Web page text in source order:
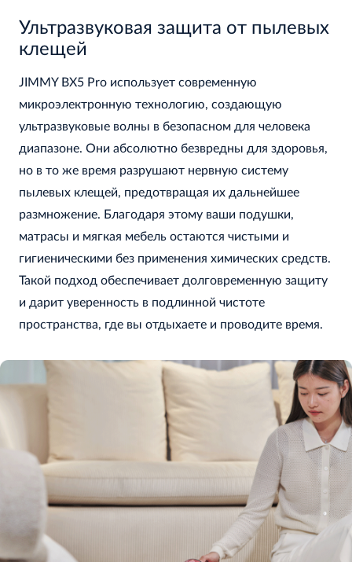
Ультразвуковая защита от пылевых
клещей
JIMMY BX5 Pro использует современную
микроэлектронную технологию, создающую
ультразвуковые волны в безопасном для человека
диапазоне. Они абсолютно безвредны для здоровья,
но в то же время разрушают нервную систему
пылевых клещей, предотвращая их дальнейшее
размножение. Благодаря этому ваши подушки,
матрасы и мягкая мебель остаются чистыми и
гигиеническими без применения химических средств.
Такой подход обеспечивает долговременную защиту
и дарит уверенность в подлинной чистоте
пространства, где вы отдыхаете и проводите время.